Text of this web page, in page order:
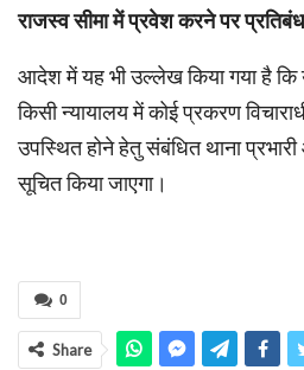
राजस्व सीमा में प्रवेश करने पर
आदेश में यह भी उल्लेख किया गया है कि
किसी न्यायालय में कोई प्रकरण
उपस्थित होने हेतु संबंधित थाना
सूचित किया जाएगा।
0
Share